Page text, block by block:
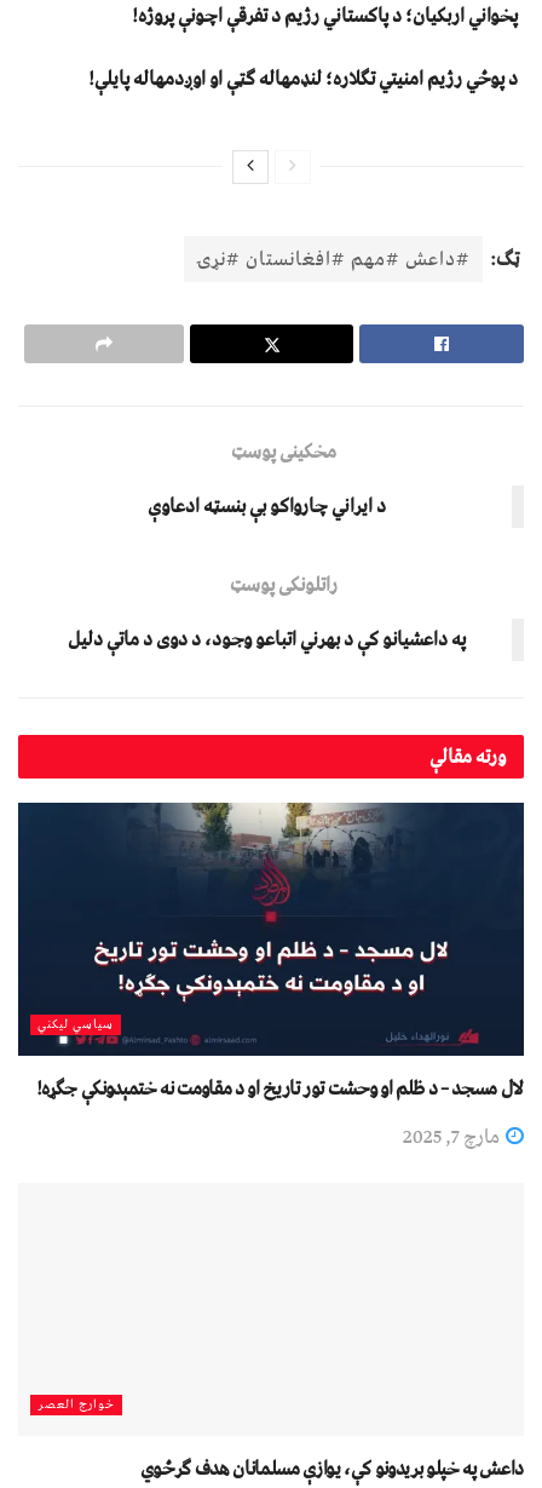
پخواني اربکیان؛ د پاکستاني رژیم د تفرقې اچونې پروژه!
د پوځي رژیم امنیتي تګلاره؛ لنډمهاله ګټې او اوږدمهاله پایلې!
ټګ: #داعش #مهم #افغانستان #نړۍ
مخکینی پوسټ
د ايراني چارواکو بې بنسټه ادعاوې
راتلونکی پوسټ
په داعشیانو کې د بهرني اتباعو وجود، د دوی د ماتې دلیل
ورتهمقالې
سیاسي لیکني
لال مسجد – د ظلم او وحشت تور تاریخ او د مقاومت نه ختمېدونکې جګړه!
مارچ 7, 2025
خوارج العصر
داعش په خپلو بریدونو کې، یوازې مسلمانان هدف ګرځوي